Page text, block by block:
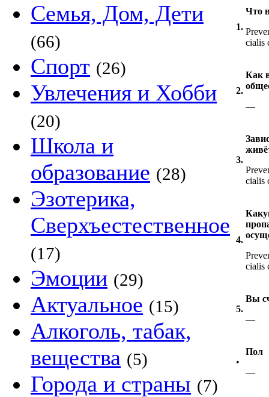
Семья, Дом, Дети
(66)
Спорт (26)
Увлечения и Хобби
(20)
Школа и
образование (28)
Эзотерика,
Сверхъестественное
(17)
Эмоции (29)
Актуальное (15)
Алкоголь, табак,
вещества (5)
Города и страны (7)
1.
Что
cialis
2.
Как
—
3.
cialis
4.
cialis
5.
Вы
—
•
Пол
—